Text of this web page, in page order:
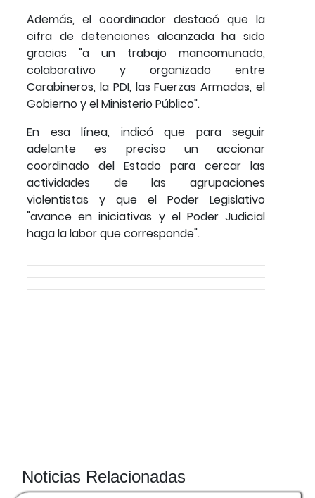
Además, el coordinador destacó que la
cifra de detenciones alcanzada ha sido
gracias "a un trabajo mancomunado,
colaborativo y organizado entre
Carabineros, la PDI, las Fuerzas Armadas, el
Gobierno y el Ministerio Público".
En esa línea, indicó que para seguir
adelante es preciso un accionar
coordinado del Estado para cercar las
actividades de las agrupaciones
violentistas y que el Poder Legislativo
"avance en iniciativas y el Poder Judicial
haga la labor que corresponde".
Noticias Relacionadas